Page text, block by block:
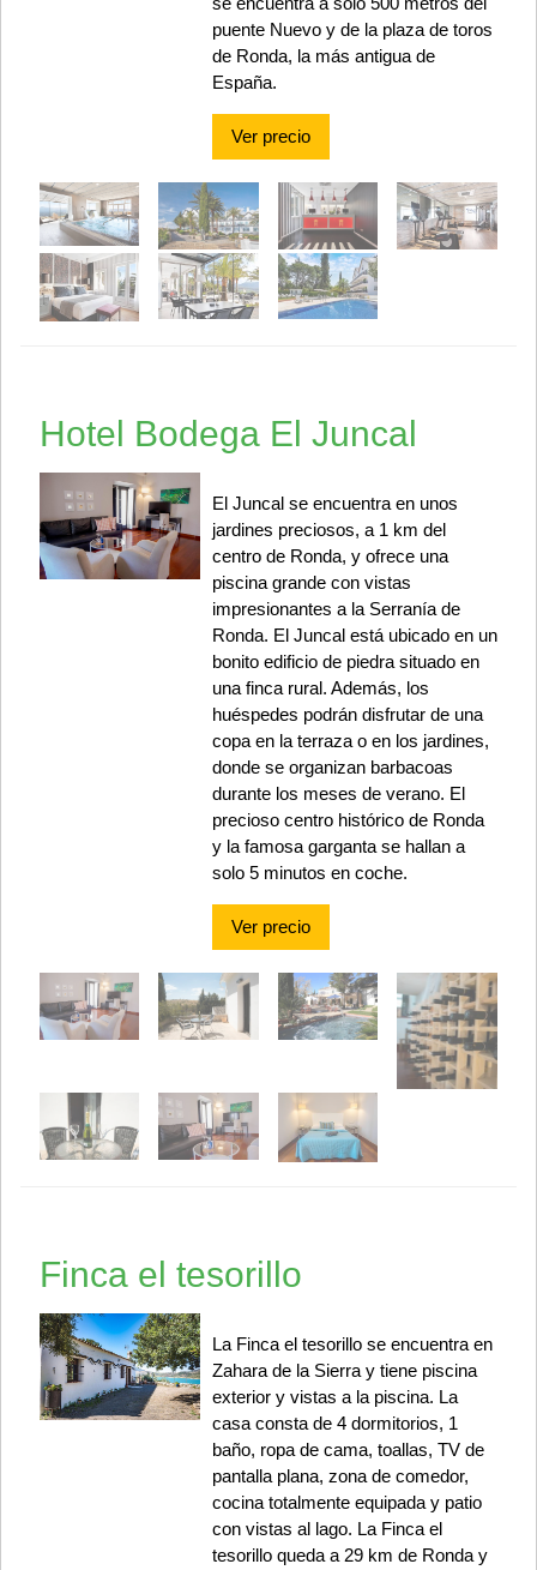
puente Nuevo y de la plaza de toros
de Ronda, la más antigua de
España.
Ver precio
Hotel Bodega El Juncal
El Juncal se encuentra en unos
jardines preciosos, a 1 km del
centro de Ronda, y ofrece una
piscina grande con vistas
impresionantes a la Serranía de
Ronda. El Juncal está ubicado en un
bonito edificio de piedra situado en
una finca rural. Además, los
huéspedes podrán disfrutar de una
copa en la terraza o en los jardines,
donde se organizan barbacoas
durante los meses de verano. El
precioso centro histórico de Ronda
y la famosa garganta se hallan a
solo 5 minutos en coche.
Ver precio
Finca el tesorillo
La Finca el tesorillo se encuentra en
Zahara de la Sierra y tiene piscina
exterior y vistas a la piscina. La
casa consta de 4 dormitorios, 1
baño, ropa de cama, toallas, TV de
pantalla plana, zona de comedor,
cocina totalmente equipada y patio
con vistas al lago. La Finca el
tesorillo queda a 29 km de Ronda y